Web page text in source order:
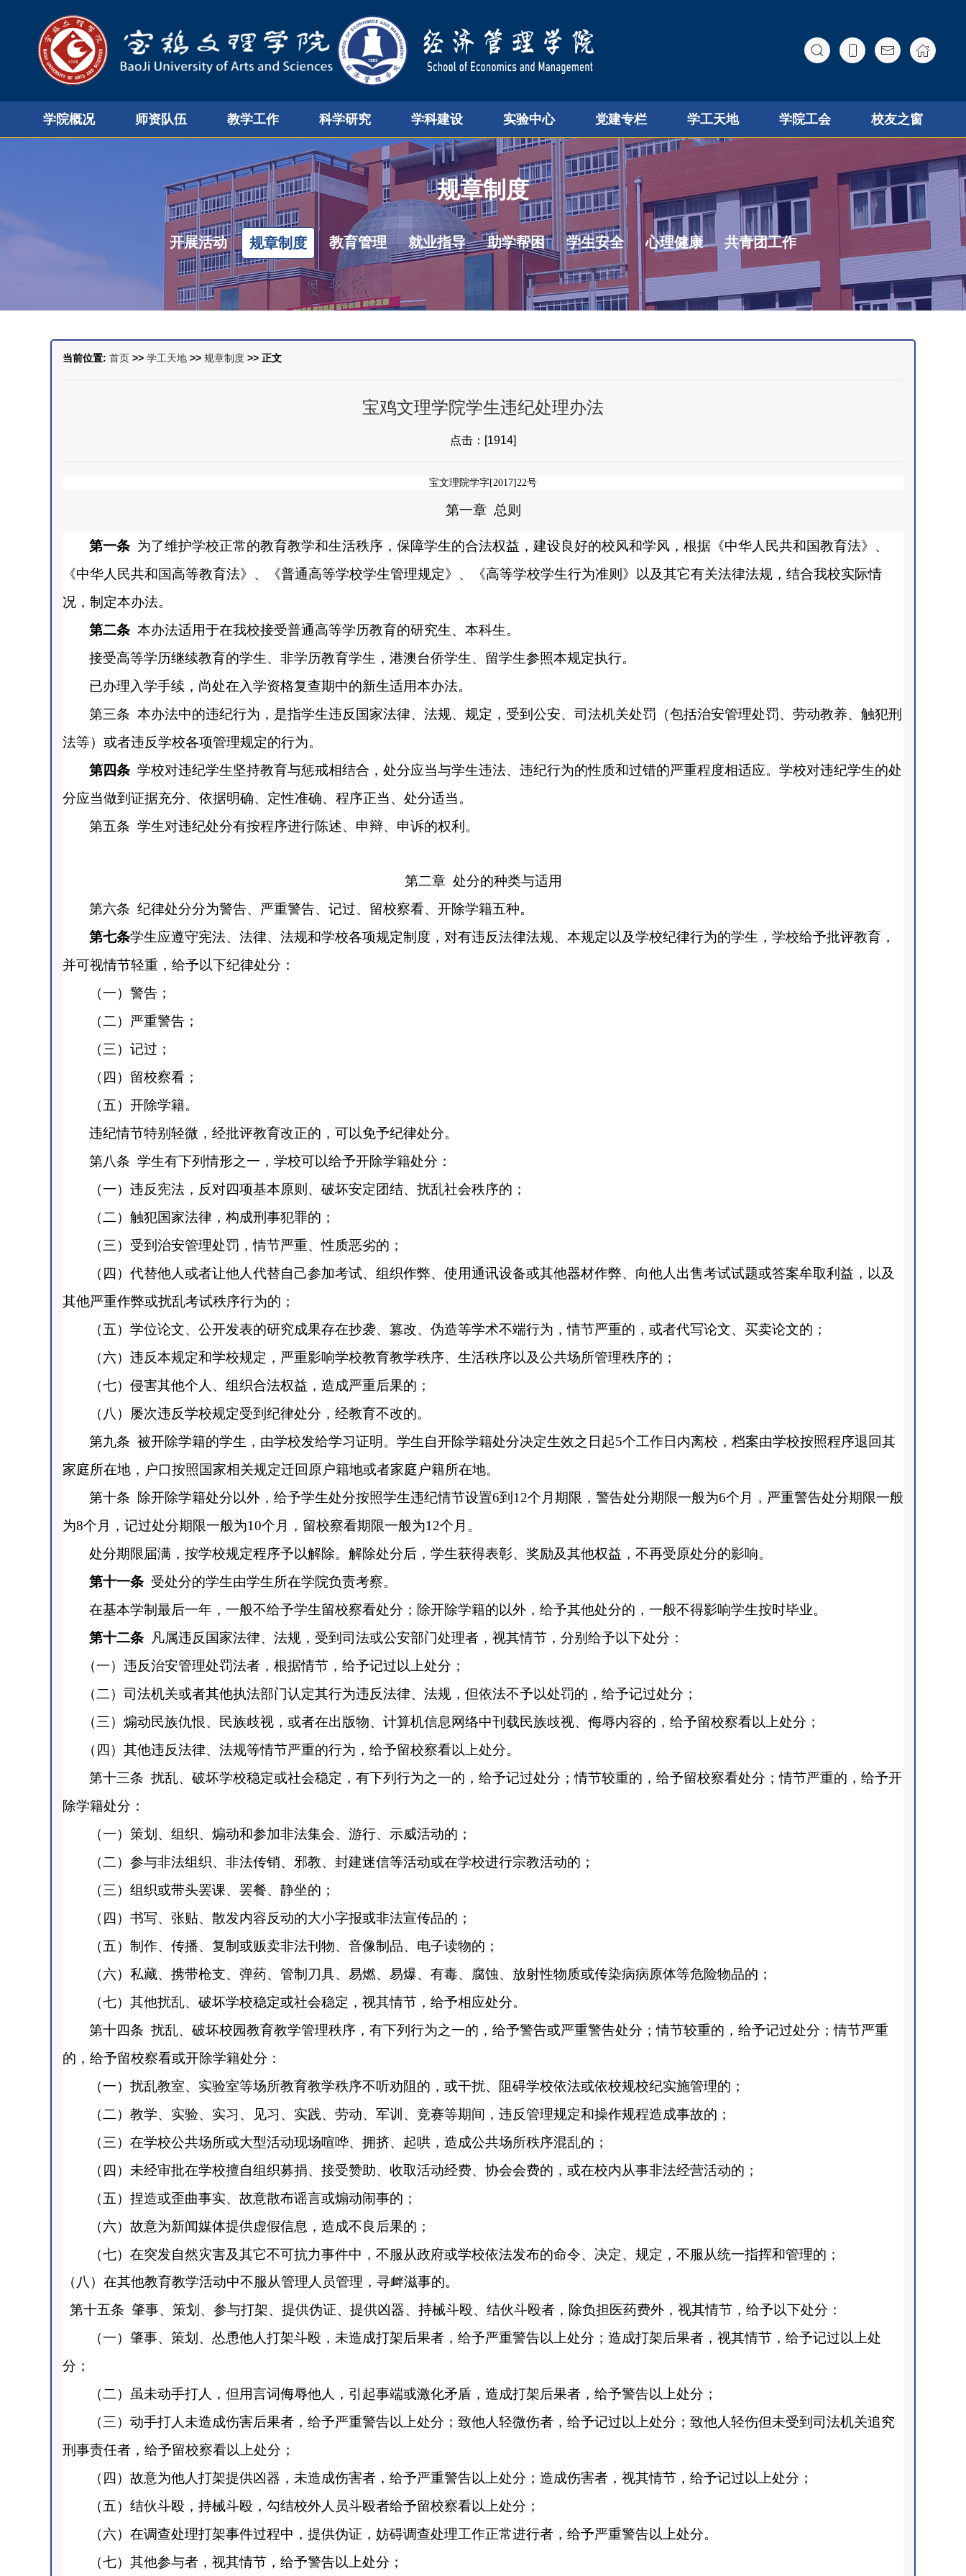
学院概况 师资队伍 教学工作 科学研究 学科建设 实验中心 党建专栏 学工天地 学院工会 校友之窗
规章制度
开展活动 规章制度 教育管理 就业指导 助学帮困 学生安全 心理健康 共青团工作
当前位置: 首页 >> 学工天地 >> 规章制度 >> 正文
宝鸡文理学院学生违纪处理办法
点击：[1914]
宝文理院学字[2017]22号
第一章 总则
第一条 为了维护学校正常的教育教学和生活秩序，保障学生的合法权益，建设良好的校风和学风，根据《中华人民共和国教育法》、
《中华人民共和国高等教育法》、《普通高等学校学生管理规定》、《高等学校学生行为准则》以及其它有关法律法规，结合我校实际情
况，制定本办法。
第二条 本办法适用于在我校接受普通高等学历教育的研究生、本科生。
接受高等学历继续教育的学生、非学历教育学生，港澳台侨学生、留学生参照本规定执行。
已办理入学手续，尚处在入学资格复查期中的新生适用本办法。
第三条 本办法中的违纪行为，是指学生违反国家法律、法规、规定，受到公安、司法机关处罚（包括治安管理处罚、劳动教养、触犯刑
法等）或者违反学校各项管理规定的行为。
第四条 学校对违纪学生坚持教育与惩戒相结合，处分应当与学生违法、违纪行为的性质和过错的严重程度相适应。学校对违纪学生的处
分应当做到证据充分、依据明确、定性准确、程序正当、处分适当。
第五条 学生对违纪处分有按程序进行陈述、申辩、申诉的权利。
第二章 处分的种类与适用
第六条 纪律处分分为警告、严重警告、记过、留校察看、开除学籍五种。
第七条学生应遵守宪法、法律、法规和学校各项规定制度，对有违反法律法规、本规定以及学校纪律行为的学生，学校给予批评教育，
并可视情节轻重，给予以下纪律处分：
（一）警告；
（二）严重警告；
（三）记过；
（四）留校察看；
（五）开除学籍。
违纪情节特别轻微，经批评教育改正的，可以免予纪律处分。
第八条 学生有下列情形之一，学校可以给予开除学籍处分：
（一）违反宪法，反对四项基本原则、破坏安定团结、扰乱社会秩序的；
（二）触犯国家法律，构成刑事犯罪的；
（三）受到治安管理处罚，情节严重、性质恶劣的；
（四）代替他人或者让他人代替自己参加考试、组织作弊、使用通讯设备或其他器材作弊、向他人出售考试试题或答案牟取利益，以及
其他严重作弊或扰乱考试秩序行为的；
（五）学位论文、公开发表的研究成果存在抄袭、篡改、伪造等学术不端行为，情节严重的，或者代写论文、买卖论文的；
（六）违反本规定和学校规定，严重影响学校教育教学秩序、生活秩序以及公共场所管理秩序的；
（七）侵害其他个人、组织合法权益，造成严重后果的；
（八）屡次违反学校规定受到纪律处分，经教育不改的。
第九条 被开除学籍的学生，由学校发给学习证明。学生自开除学籍处分决定生效之日起5个工作日内离校，档案由学校按照程序退回其
家庭所在地，户口按照国家相关规定迁回原户籍地或者家庭户籍所在地。
第十条
除开除学籍处分以外，给予学生处分按照学生违纪情节设置6到12个月期限，警告处分期限一般为6个月，严重警告处分期限一般
为8个月，记过处分期限一般为10个月，留校察看期限一般为12个月。
处分期限届满，按学校规定程序予以解除。解除处分后，学生获得表彰、奖励及其他权益，不再受原处分的影响。
第十一条 受处分的学生由学生所在学院负责考察。
在基本学制最后一年，一般不给予学生留校察看处分；除开除学籍的以外，给予其他处分的，一般不得影响学生按时毕业。
第十二条 凡属违反国家法律、法规，受到司法或公安部门处理者，视其情节，分别给予以下处分：
（一）违反治安管理处罚法者，根据情节，给予记过以上处分；
（二）司法机关或者其他执法部门认定其行为违反法律、法规，但依法不予以处罚的，给予记过处分；
（三）煽动民族仇恨、民族歧视，或者在出版物、计算机信息网络中刊载民族歧视、侮辱内容的，给予留校察看以上处分；
（四）其他违反法律、法规等情节严重的行为，给予留校察看以上处分。
第十三条 扰乱、破坏学校稳定或社会稳定，有下列行为之一的，给予记过处分；情节较重的，给予留校察看处分；情节严重的，给予开
除学籍处分：
（一）策划、组织、煽动和参加非法集会、游行、示威活动的；
（二）参与非法组织、非法传销、邪教、封建迷信等活动或在学校进行宗教活动的；
（三）组织或带头罢课、罢餐、静坐的；
（四）书写、张贴、散发内容反动的大小字报或非法宣传品的；
（五）制作、传播、复制或贩卖非法刊物、音像制品、电子读物的；
（六）私藏、携带枪支、弹药、管制刀具、易燃、易爆、有毒、腐蚀、放射性物质或传染病病原体等危险物品的；
（七）其他扰乱、破坏学校稳定或社会稳定，视其情节，给予相应处分。
第十四条 扰乱、破坏校园教育教学管理秩序，有下列行为之一的，给予警告或严重警告处分；情节较重的，给予记过处分；情节严重
的，给予留校察看或开除学籍处分：
（一）扰乱教室、实验室等场所教育教学秩序不听劝阻的，或干扰、阻碍学校依法或依校规校纪实施管理的；
（二）教学、实验、实习、见习、实践、劳动、军训、竞赛等期间，违反管理规定和操作规程造成事故的；
（三）在学校公共场所或大型活动现场喧哗、拥挤、起哄，造成公共场所秩序混乱的；
（四）未经审批在学校擅自组织募捐、接受赞助、收取活动经费、协会会费的，或在校内从事非法经营活动的；
（五）捏造或歪曲事实、故意散布谣言或煽动闹事的；
（六）故意为新闻媒体提供虚假信息，造成不良后果的；
（七）在突发自然灾害及其它不可抗力事件中，不服从政府或学校依法发布的命令、决定、规定，不服从统一指挥和管理的；
（八）在其他教育教学活动中不服从管理人员管理，寻衅滋事的。
第十五条 肇事、策划、参与打架、提供伪证、提供凶器、持械斗殴、结伙斗殴者，除负担医药费外，视其情节，给予以下处分：
（一）肇事、策划、怂恿他人打架斗殴，未造成打架后果者，给予严重警告以上处分；造成打架后果者，视其情节，给予记过以上处
分；
（二）虽未动手打人，但用言词侮辱他人，引起事端或激化矛盾，造成打架后果者，给予警告以上处分；
（三）动手打人未造成伤害后果者，给予严重警告以上处分；致他人轻微伤者，给予记过以上处分；致他人轻伤但未受到司法机关追究
刑事责任者，给予留校察看以上处分；
（四）故意为他人打架提供凶器，未造成伤害者，给予严重警告以上处分；造成伤害者，视其情节，给予记过以上处分；
（五）结伙斗殴，持械斗殴，勾结校外人员斗殴者给予留校察看以上处分；
（六）在调查处理打架事件过程中，提供伪证，妨碍调查处理工作正常进行者，给予严重警告以上处分。
（七）其他参与者，视其情节，给予警告以上处分；